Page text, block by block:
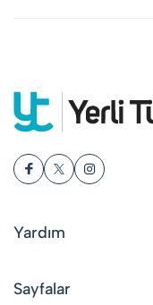
Yardım
Sayfalar